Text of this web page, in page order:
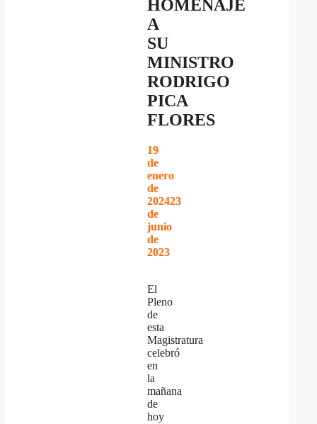
HOMENAJE
A
SU
MINISTRO
RODRIGO
PICA
FLORES
19
de
enero
de
202423
de
junio
de
2023
El
Pleno
de
esta
Magistratura
celebró
en
la
mañana
de
hoy